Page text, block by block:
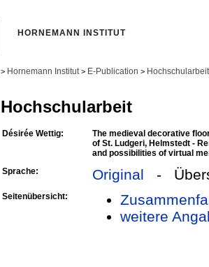
HORNEMANN INSTITUT
> Hornemann Institut > E-Publication >
Hochschularbeit
Désirée Wettig:
The medieval decorative
of St. Ludgeri, Helmstedt -
and possibilities of virtual
Sprache:
Original -
Seitenübersicht:
weitere